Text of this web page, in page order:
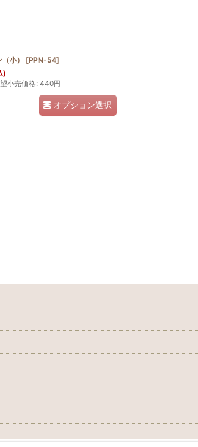
小） [PPN-54]
)
小売価格: 440円
オプション選択